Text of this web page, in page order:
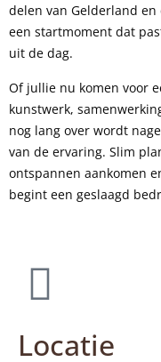
delen van Gelderland
een startmoment dat
uit de dag.
Of jullie nu komen voor
kunstwerk,
nog lang over wordt
van de ervaring. Slim
ontspannen aankomen
begint een geslaagd
Locatie